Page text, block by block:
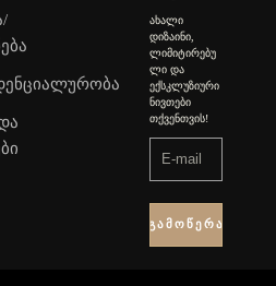
ახალი
დიზაინი,
ლიმიტირებუ
ლი და
ექსკლუზიური
ნივთები
თქვენთვის!
Გამოწერა